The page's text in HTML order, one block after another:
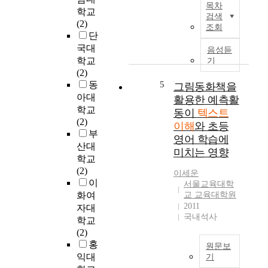
학교
(2)
단
국대
학교
(2)
동
아대
학교
(2)
부
산대
학교
(2)
이
화여
자대
학교
(2)
홍
익대
목차
검색
조회
음성듣
기
5
그림동화책을
활용한 예측활
동이 텍스트
이해 와 초등
영어 학습에
미치는 영향
이세운
서울교육대학
교 교육대학원
2011
국내석사
원문보
기